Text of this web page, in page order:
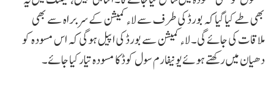
بھی طے کیا گیا کہ بورڈ کی طرف سے لاء کمیشن کے سربراہ سے بھی
ملاقات کی جائے گی۔ لاء کمیشن سے بورڈ کی اپیل ہوگی کہ اس مسودہ کو
دھیان میں رکھتے ہوئے یونیفارم سول کوڈ کا مسودہ تیار کیا جائے۔